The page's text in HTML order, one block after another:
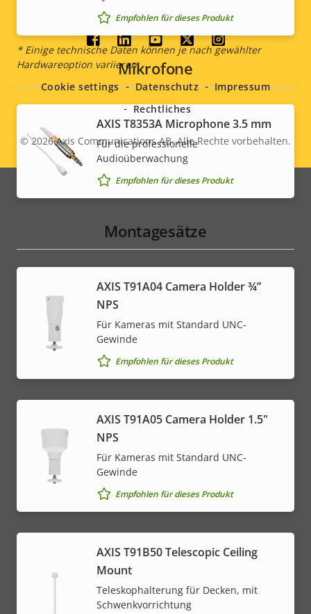
DC-Eingangsspannung
* Einige technische Daten können je nach gewählter
Hardwareoption variieren.
Empfohlen für dieses Produkt
Mikrofone
AXIS T8353A Microphone 3.5 mm
Für die professionelle
Audioüberwachung
Empfohlen für dieses Produkt
Montagesätze
AXIS T91A04 Camera Holder ¾”
NPS
Für Kameras mit Standard UNC-
Gewinde
Empfohlen für dieses Produkt
AXIS T91A05 Camera Holder 1.5"
NPS
Für Kameras mit Standard UNC-
Gewinde
Empfohlen für dieses Produkt
AXIS T91B50 Telescopic Ceiling
Mount
Teleskophalterung für Decken, mit
Schwenkvorrichtung
Social
menu
Legal
menu
© 2026Axis Communications AB. Alle Rechte vorbehalten.
Cookie settings Datenschutz
Impressum
Rechtliches